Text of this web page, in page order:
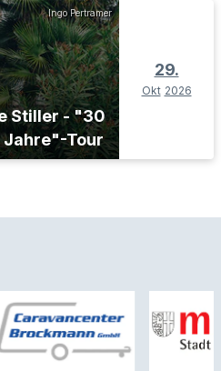
Ingo Pertramer
Stiller - "30
Tour
29.
Okt 2026